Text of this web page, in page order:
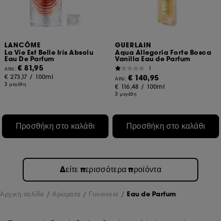
LANCÔME
La Vie Est Belle Iris Absolu
Eau De Parfum
Από:€ 81,95
€ 273,17 / 100ml
3 μεγέθη
Προσθήκη στο καλάθι
GUERLAIN
Aqua Allegoria Forte Bosca
Vanilla Eau de Parfum
1
Από:€ 140,95
€ 116,48 / 100ml
3 μεγέθη
Προσθήκη στο καλάθι
Δείτε περισσότερα προϊόντα
Αρχική σελίδα Αρώματα Γυναικεία Eau de Parfum